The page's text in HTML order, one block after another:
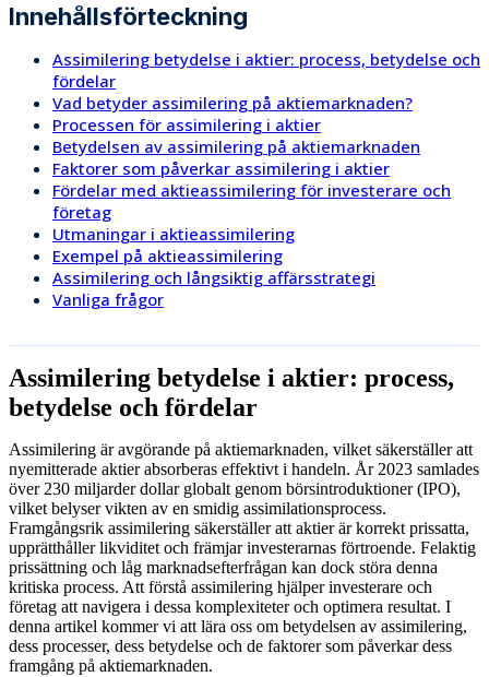
Innehållsförteckning
Assimilering betydelse i aktier: process, betydelse och
fördelar
Vad betyder assimilering på aktiemarknaden?
Processen för assimilering i aktier
Betydelsen av assimilering på aktiemarknaden
Faktorer som påverkar assimilering i aktier
Fördelar med aktieassimilering för investerare och
företag
Utmaningar i aktieassimilering
Exempel på aktieassimilering
Assimilering och långsiktig affärsstrategi
Vanliga frågor
Assimilering betydelse i aktier: process,
betydelse och fördelar
Assimilering är avgörande på aktiemarknaden, vilket säkerställer att
nyemitterade aktier absorberas effektivt i handeln. År 2023 samlades
över 230 miljarder dollar globalt genom börsintroduktioner (IPO),
vilket belyser vikten av en smidig assimilationsprocess.
Framgångsrik assimilering säkerställer att aktier är korrekt prissatta,
upprätthåller likviditet och främjar investerarnas förtroende. Felaktig
prissättning och låg marknadsefterfrågan kan dock störa denna
kritiska process. Att förstå assimilering hjälper investerare och
företag att navigera i dessa komplexiteter och optimera resultat. I
denna artikel kommer vi att lära oss om betydelsen av assimilering,
dess processer, dess betydelse och de faktorer som påverkar dess
framgång på aktiemarknaden.